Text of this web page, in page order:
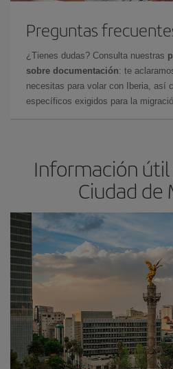
Preguntas
¿Tienes dudas? Consulta nuestras
sobre documentación: te
necesitas para volar con Iberia, así
específicos exigidos para la
Información
Ciudad de